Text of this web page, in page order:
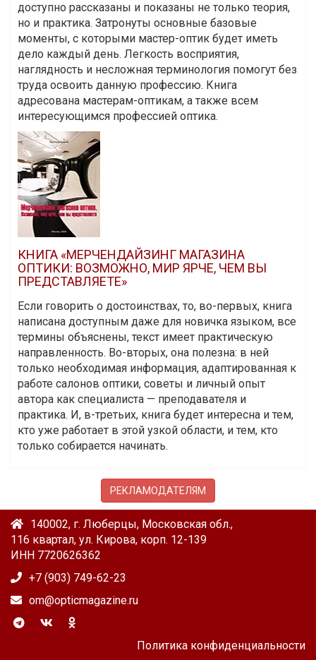
доступно рассказаны и показаны не только теория,
но и практика. Затронуты основные базовые
моменты, с которыми мастер-оптик будет иметь
дело каждый день. Легкость восприятия,
наглядность и несложная терминология помогут без
труда освоить данную профессию. Книга
адресована мастерам-оптикам, а также всем
интересующимся профессией оптика.
КНИГА «МЕРЧЕНДАЙЗИНГ МАГАЗИНА
ОПТИКИ: ВОЗМОЖНО, МИР ЯРЧЕ, ЧЕМ ВЫ
ПРЕДСТАВЛЯЕТЕ»
Если говорить о достоинствах, то, во-первых, книга
написана доступным даже для новичка языком, все
термины объяснены, текст имеет практическую
направленность. Во-вторых, она полезна: в ней
только необходимая информация, адаптированная к
работе салонов оптики, советы и личный опыт
автора как специалиста — преподавателя и
практика. И, в-третьих, книга будет интересна и тем,
кто уже работает в этой узкой области, и тем, кто
только собирается начинать.
РЕКЛАМОДАТЕЛЯМ
140002, г. Люберцы, Московская обл.,
116 квартал, ул. Кирова, корп. 12-139
ИНН 7720626362
+7 (903) 749-62-23
om@opticmagazine.ru
Политика конфиденциальности